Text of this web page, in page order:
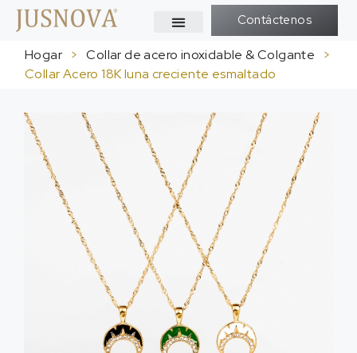
Contáctenos
Hogar > Collar de acero inoxidable & Colgante
>
Collar Acero 18K luna creciente esmaltado